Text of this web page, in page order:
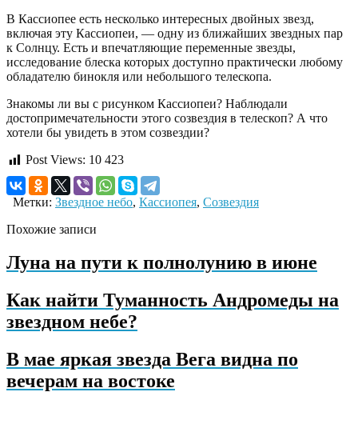
В Кассиопее есть несколько интересных двойных звезд,
включая эту Кассиопеи, — одну из ближайших звездных пар
к Солнцу. Есть и впечатляющие переменные звезды,
исследование блеска которых доступно практически любому
обладателю бинокля или небольшого телескопа.
Знакомы ли вы с рисунком Кассиопеи? Наблюдали
достопримечательности этого созвездия в телескоп? А что
хотели бы увидеть в этом созвездии?
Post Views: 10 423
Метки: Звездное небо, Кассиопея, Созвездия
Похожие записи
Луна на пути к полнолунию в июне
Как найти Туманность Андромеды на
звездном небе?
В мае яркая звезда Вега видна по
вечерам на востоке